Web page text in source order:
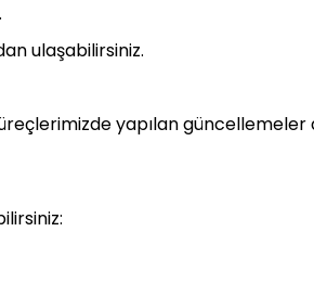
ulaşabilirsiniz.
yapılan